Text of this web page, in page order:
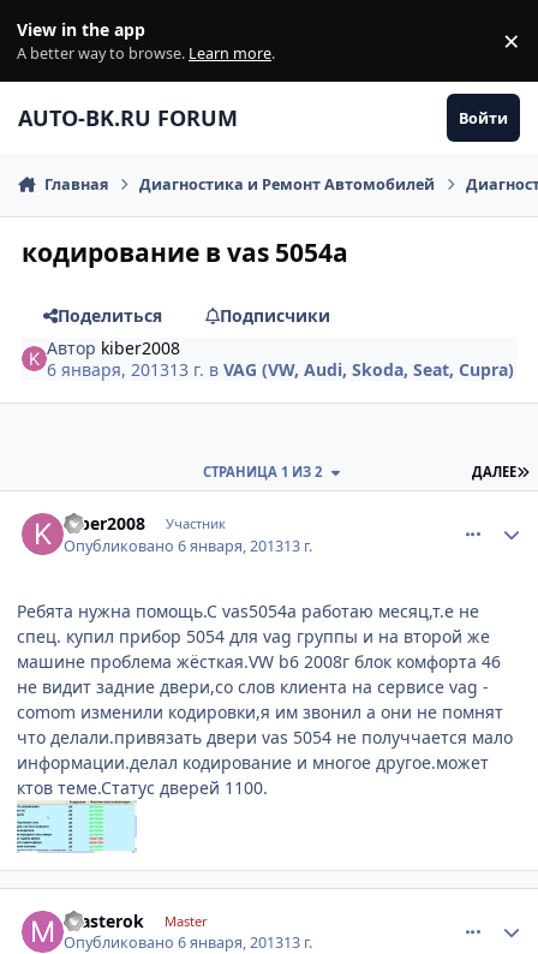
View in the app
A better way to browse. Learn more. ×
AUTO-BK.RU FORUM Войти
Главная Диагностика и Ремонт Автомобилей
кодирование в vas 5054a
Поделиться
Подписчики
Автор kiber2008
6 января, 201313 г. вVAG (VW, Audi, Skoda, Seat, Cupra)
ДАЛЕЕ
СТРАНИЦА 1 ИЗ 2
kiber2008 Участник
Опубликовано6 января, 201313 г.
Ребята нужна помощь.С vas5054a работаю месяц,т.е не
спец. купил прибор 5054 для vag группы и на второй же
машине проблема жёсткая.VW b6 2008г блок комфорта 46
не видит задние двери,со слов клиента на сервисе vag -
comom изменили кодировки,я им звонил а они не помнят
что делали.привязать двери vas 5054 не получчается мало
информации.делал кодирование и многое другое.может
ктов теме.Статус дверей 1100.
masterok Master
Опубликовано6 января, 201313 г.